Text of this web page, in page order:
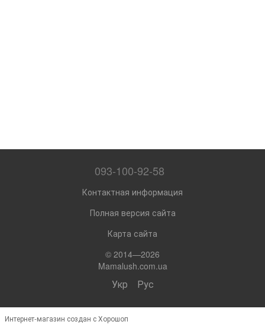
093-100-92-58
Контактная информация
Полная версия сайта
Карта сайта
© 2014—2026
Mamalush.com.ua
Укр Рус
Интернет-магазин создан с Хорошоп